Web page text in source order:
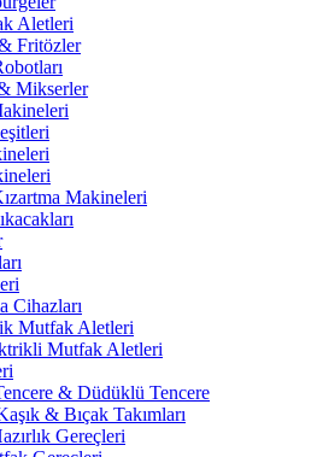
Aletleri
Fritözler
Mikserler
Makineleri
Cihazları
Mutfak Aletleri
Mutfak Aletleri
& Düdüklü Tencere
& Bıçak Takımları
Gereçleri